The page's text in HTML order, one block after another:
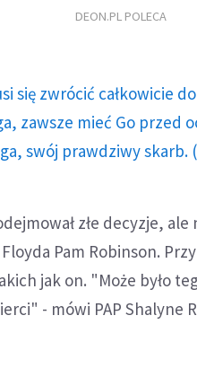
DEON.PL POLECA
się zwrócić całkowicie
zawsze mieć Go przed
swój prawdziwy skarb.
złe decyzje,
Pam Robinson.
jak on. "Może było
- mówi PAP Shalyne